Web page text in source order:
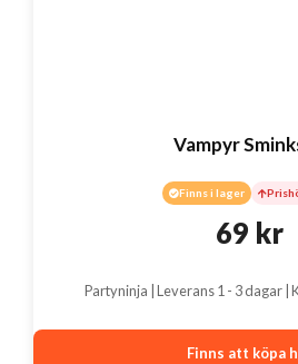
Vampyr
Finns i lager
69 kr
Partyninja | Leverans 1 - 3 dagar |
Finns att köpa